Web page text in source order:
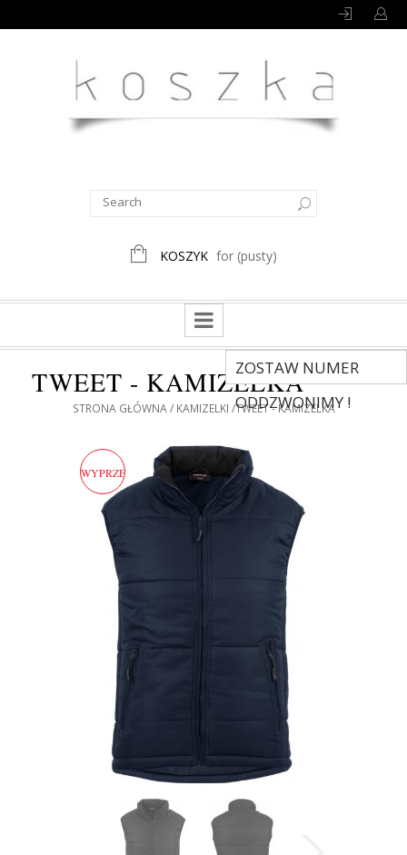
KOSZYK for (pusty)
ZOSTAW NUMER
ODDZWONIMY !
TWEET - KAMIZELKA
STRONA GŁÓWNA KAMIZELKI TWEET - KAMIZELKA
WYPRZEDAŻ!